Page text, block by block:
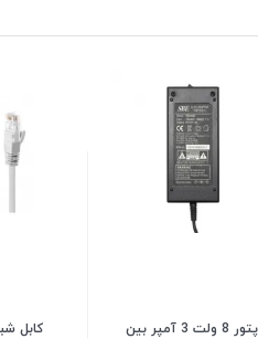
آداپتور 8 ولت 3 آمپر بین